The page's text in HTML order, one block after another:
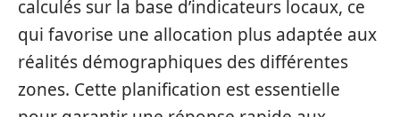
calculés sur la base d’indicateurs locaux, ce
qui favorise une allocation plus adaptée aux
réalités démographiques des différentes
zones. Cette planification est essentielle